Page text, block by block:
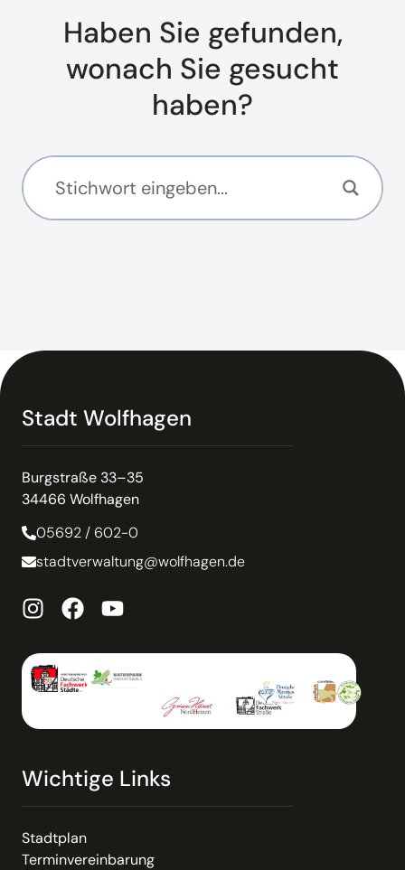
Haben Sie gefunden,
wonach Sie gesucht
haben?
Stadt Wolfhagen
Burgstraße 33–35
34466 Wolfhagen
05692 / 602-0
stadtverwaltung@wolfhagen.de
Wichtige Links
Stadtplan
Terminvereinbarung